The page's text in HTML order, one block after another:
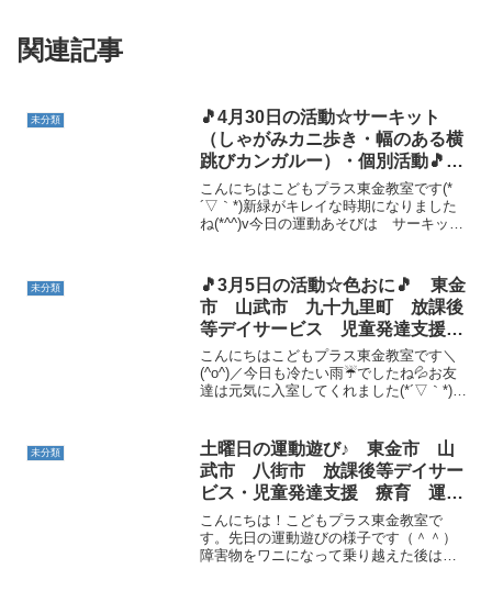
関連記事
未分類
🎵4月30日の活動☆サーキット
（しゃがみカニ歩き・幅のある横
跳びカンガルー）・個別活動🎵
東金市 山武市 九十九里町 放
課後等デイサービス 児童発達支
援 運動療育 教室見学
こんにちはこどもプラス東金教室です(*
´▽｀*)新緑がキレイな時期になりました
ね(*^^)v今日の運動あそびは サーキット
友達、同じカニ歩きとカンガルーですが
💦難易度上...
未分類
🎵3月5日の活動☆色おに🎵 東金
市 山武市 九十九里町 放課後
等デイサービス 児童発達支援
運動療育 教室見学
こんにちはこどもプラス東金教室です＼
(^o^)／今日も冷たい雨☔でしたね💦お友
達は元気に入室してくれました(*´▽｀*)今
どんな色？」と、元気に訊き、「黄
色！！」や「赤...
未分類
土曜日の運動遊び♪ 東金市 山
武市 八街市 放課後等デイサー
ビス・児童発達支援 療育 運
動 遊び
こんにちは！こどもプラス東金教室で
す。先日の運動遊びの様子です（＾＾）
障害物をワニになって乗り越えた後はレ